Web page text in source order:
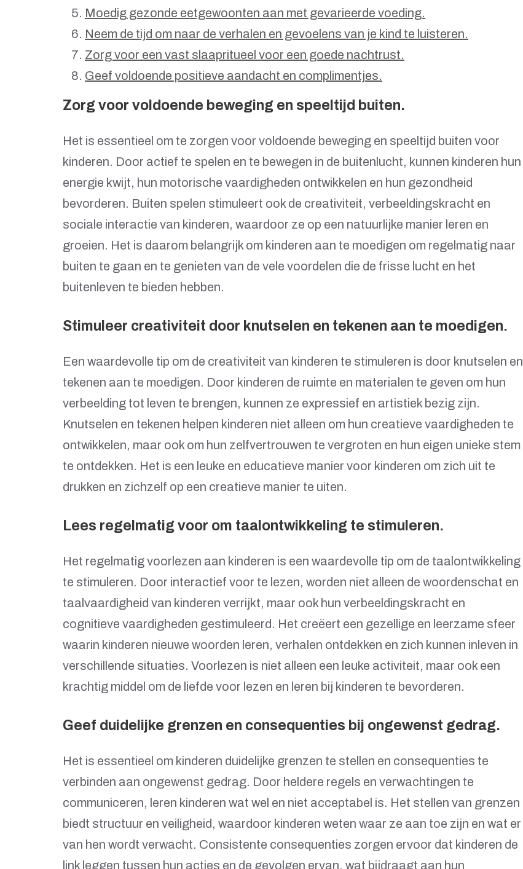
Moedig gezonde eetgewoonten aan met gevarieerde voeding.
Neem de tijd om naar de verhalen en gevoelens van je kind te luisteren.
Zorg voor een vast slaapritueel voor een goede nachtrust.
Geef voldoende positieve aandacht en complimentjes.
Zorg voor voldoende beweging en speeltijd buiten.
Het is essentieel om te zorgen voor voldoende beweging en speeltijd buiten voor
kinderen. Door actief te spelen en te bewegen in de buitenlucht, kunnen kinderen hun
energie kwijt, hun motorische vaardigheden ontwikkelen en hun gezondheid
bevorderen. Buiten spelen stimuleert ook de creativiteit, verbeeldingskracht en
sociale interactie van kinderen, waardoor ze op een natuurlijke manier leren en
groeien. Het is daarom belangrijk om kinderen aan te moedigen om regelmatig naar
buiten te gaan en te genieten van de vele voordelen die de frisse lucht en het
buitenleven te bieden hebben.
Stimuleer creativiteit door knutselen en tekenen aan te moedigen.
Een waardevolle tip om de creativiteit van kinderen te stimuleren is door knutselen en
tekenen aan te moedigen. Door kinderen de ruimte en materialen te geven om hun
verbeelding tot leven te brengen, kunnen ze expressief en artistiek bezig zijn.
Knutselen en tekenen helpen kinderen niet alleen om hun creatieve vaardigheden te
ontwikkelen, maar ook om hun zelfvertrouwen te vergroten en hun eigen unieke stem
te ontdekken. Het is een leuke en educatieve manier voor kinderen om zich uit te
drukken en zichzelf op een creatieve manier te uiten.
Lees regelmatig voor om taalontwikkeling te stimuleren.
Het regelmatig voorlezen aan kinderen is een waardevolle tip om de taalontwikkeling
te stimuleren. Door interactief voor te lezen, worden niet alleen de woordenschat en
taalvaardigheid van kinderen verrijkt, maar ook hun verbeeldingskracht en
cognitieve vaardigheden gestimuleerd. Het creëert een gezellige en leerzame sfeer
waarin kinderen nieuwe woorden leren, verhalen ontdekken en zich kunnen inleven in
verschillende situaties. Voorlezen is niet alleen een leuke activiteit, maar ook een
krachtig middel om de liefde voor lezen en leren bij kinderen te bevorderen.
Geef duidelijke grenzen en consequenties bij ongewenst gedrag.
Het is essentieel om kinderen duidelijke grenzen te stellen en consequenties te
verbinden aan ongewenst gedrag. Door heldere regels en verwachtingen te
communiceren, leren kinderen wat wel en niet acceptabel is. Het stellen van grenzen
biedt structuur en veiligheid, waardoor kinderen weten waar ze aan toe zijn en wat er
van hen wordt verwacht. Consistente consequenties zorgen ervoor dat kinderen de
link leggen tussen hun acties en de gevolgen ervan, wat bijdraagt aan hun